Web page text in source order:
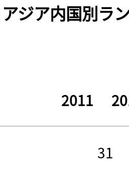
ジア内国別ラ
2011
31